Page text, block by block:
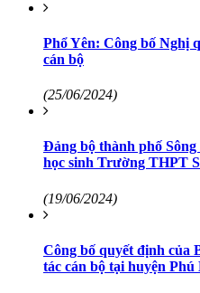
Phổ Yên: Công bố Nghị
cán bộ
(25/06/2024)
Đảng bộ thành phố
học sinh Trường THPT
(19/06/2024)
Công bố quyết định của
tác cán bộ tại huyện Phú